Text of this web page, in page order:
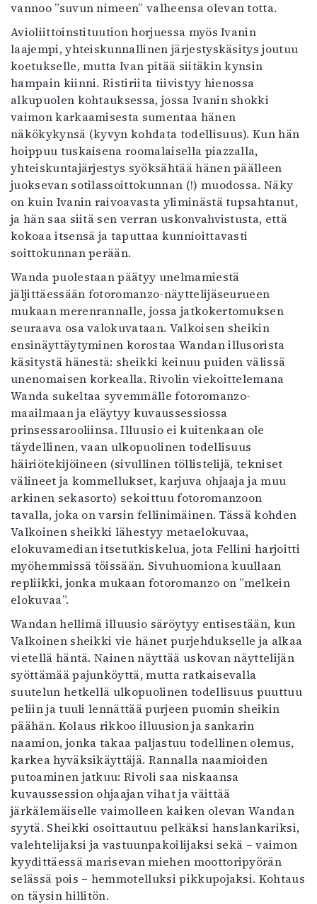
vannoo ”suvun nimeen” valheensa olevan totta.
Avioliittoinstituution horjuessa myös Ivanin
laajempi, yhteiskunnallinen järjestyskäsitys joutuu
koetukselle, mutta Ivan pitää siitäkin kynsin
hampain kiinni. Ristiriita tiivistyy hienossa
alkupuolen kohtauksessa, jossa Ivanin shokki
vaimon karkaamisesta sumentaa hänen
näkökykynsä (kyvyn kohdata todellisuus). Kun hän
hoippuu tuskaisena roomalaisella piazzalla,
yhteiskuntajärjestys syöksähtää hänen päälleen
juoksevan sotilassoittokunnan (!) muodossa. Näky
on kuin Ivanin raivoavasta yliminästä tupsahtanut,
ja hän saa siitä sen verran uskonvahvistusta, että
kokoaa itsensä ja taputtaa kunnioittavasti
soittokunnan perään.
Wanda puolestaan päätyy unelmamiestä
jäljittäessään fotoromanzo-näyttelijäseurueen
mukaan merenrannalle, jossa jatkokertomuksen
seuraava osa valokuvataan. Valkoisen sheikin
ensinäyttäytyminen korostaa Wandan illusorista
käsitystä hänestä: sheikki keinuu puiden välissä
unenomaisen korkealla. Rivolin viekoittelemana
Wanda sukeltaa syvemmälle fotoromanzo-
maailmaan ja eläytyy kuvaussessiossa
prinsessarooliinsa. Illuusio ei kuitenkaan ole
täydellinen, vaan ulkopuolinen todellisuus
häiriötekijöineen (sivullinen töllistelijä, tekniset
välineet ja kommellukset, karjuva ohjaaja ja muu
arkinen sekasorto) sekoittuu fotoromanzoon
tavalla, joka on varsin fellinimäinen. Tässä kohden
Valkoinen sheikki lähestyy metaelokuvaa,
elokuvamedian itsetutkiskelua, jota Fellini harjoitti
myöhemmissä töissään. Sivuhuomiona kuullaan
repliikki, jonka mukaan fotoromanzo on ”melkein
elokuvaa”.
Wandan hellimä illuusio säröytyy entisestään, kun
Valkoinen sheikki vie hänet purjehdukselle ja alkaa
vietellä häntä. Nainen näyttää uskovan näyttelijän
syöttämää pajunköyttä, mutta ratkaisevalla
suutelun hetkellä ulkopuolinen todellisuus puuttuu
peliin ja tuuli lennättää purjeen puomin sheikin
päähän. Kolaus rikkoo illuusion ja sankarin
naamion, jonka takaa paljastuu todellinen olemus,
karkea hyväksikäyttäjä. Rannalla naamioiden
putoaminen jatkuu: Rivoli saa niskaansa
kuvaussession ohjaajan vihat ja väittää
järkälemäiselle vaimolleen kaiken olevan Wandan
syytä. Sheikki osoittautuu pelkäksi hanslankariksi,
valehtelijaksi ja vastuunpakoilijaksi sekä – vaimon
kyydittäessä marisevan miehen moottoripyörän
selässä pois – hemmotelluksi pikkupojaksi. Kohtaus
on täysin hillitön.